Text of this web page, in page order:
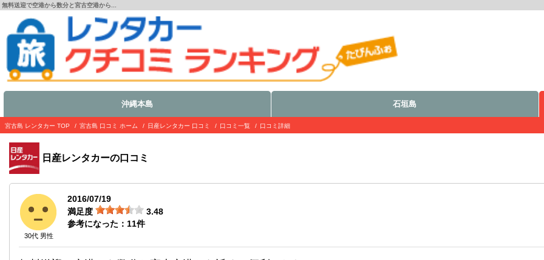
無料送迎で空港から数分と宮古空港から...
沖縄本島 石垣島
宮古島 レンタカー TOP 宮古島 口コミ ホーム 日産レンタカー 口コミ 口コミ一覧 口コミ詳細
日産レンタカーの口コミ
30代 男性
2016/07/19
満足度
3.48
参考になった： 11件